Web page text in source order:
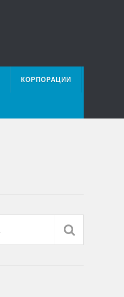
КОРПОРАЦИИ